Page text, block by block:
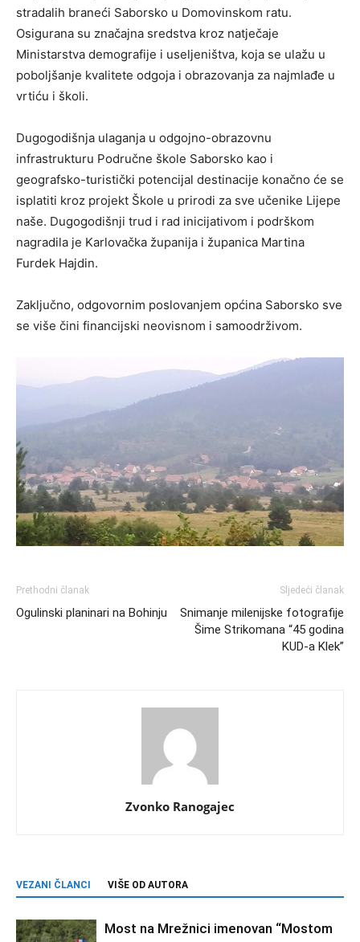
stradalih braneći Saborsko u Domovinskom ratu.
Osigurana su značajna sredstva kroz natječaje
Ministarstva demografije i useljeništva, koja se ulažu u
poboljšanje kvalitete odgoja i obrazovanja za najmlađe u
vrtiću i školi.
Dugogodišnja ulaganja u odgojno-obrazovnu
infrastrukturu Područne škole Saborsko kao i
geografsko-turistički potencijal destinacije konačno će se
isplatiti kroz projekt Škole u prirodi za sve učenike Lijepe
naše. Dugogodišnji trud i rad inicijativom i podrškom
nagradila je Karlovačka županija i županica Martina
Furdek Hajdin.
Zaključno, odgovornim poslovanjem općina Saborsko sve
se više čini financijski neovisnom i samoodrživom.
Prethodni članak
Ogulinski planinari na Bohinju
Sljedeći članak
Snimanje milenijske fotografije
Šime Strikomana “45 godina
KUD-a Klek”
Zvonko Ranogajec
VEZANI ČLANCI VIŠE OD AUTORA
Most na Mrežnici imenovan “Mostom